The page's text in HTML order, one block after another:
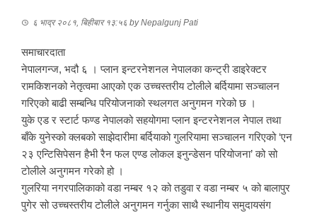
६ भाद्र २०८१, बिहीबार १३:५६ byNepalgunj Pati
समाचारदाता
नेपालगन्ज, भदौ ६ । प्लान इन्टरनेशनल नेपालका कन्ट्री डाइरेक्टर
रामकिशनको नेतृत्वमा आएको एक उच्चस्तरीय टोलीले बर्दियामा सञ्चालन
गरिएको बाढी सम्बन्धि परियोजनाको स्थलगत अनुगमन गरेको छ ।
युके एड र स्टार्ट फण्ड नेपालको सहयोगमा प्लान इन्टरनेशनल नेपाल तथा
बाँके युनेस्को क्लबको साझेदारीमा बर्दियाको गुलरियामा सञ्चालन गरिएको ‘एन
२३ एन्टिसिपेसन हैभी रैन फल एण्ड लोकल इनुन्डेसन परियोजना’ को सो
टोलीले अनुगमन गरेको हो ।
गुलरिया नगरपालिकाको वडा नम्बर १२ को तडुवा र वडा नम्बर ५ को बालापुर
पुगेर सो उच्चस्तरीय टोलीले अनुगमन गर्नुका साथै स्थानीय समुदायसंग